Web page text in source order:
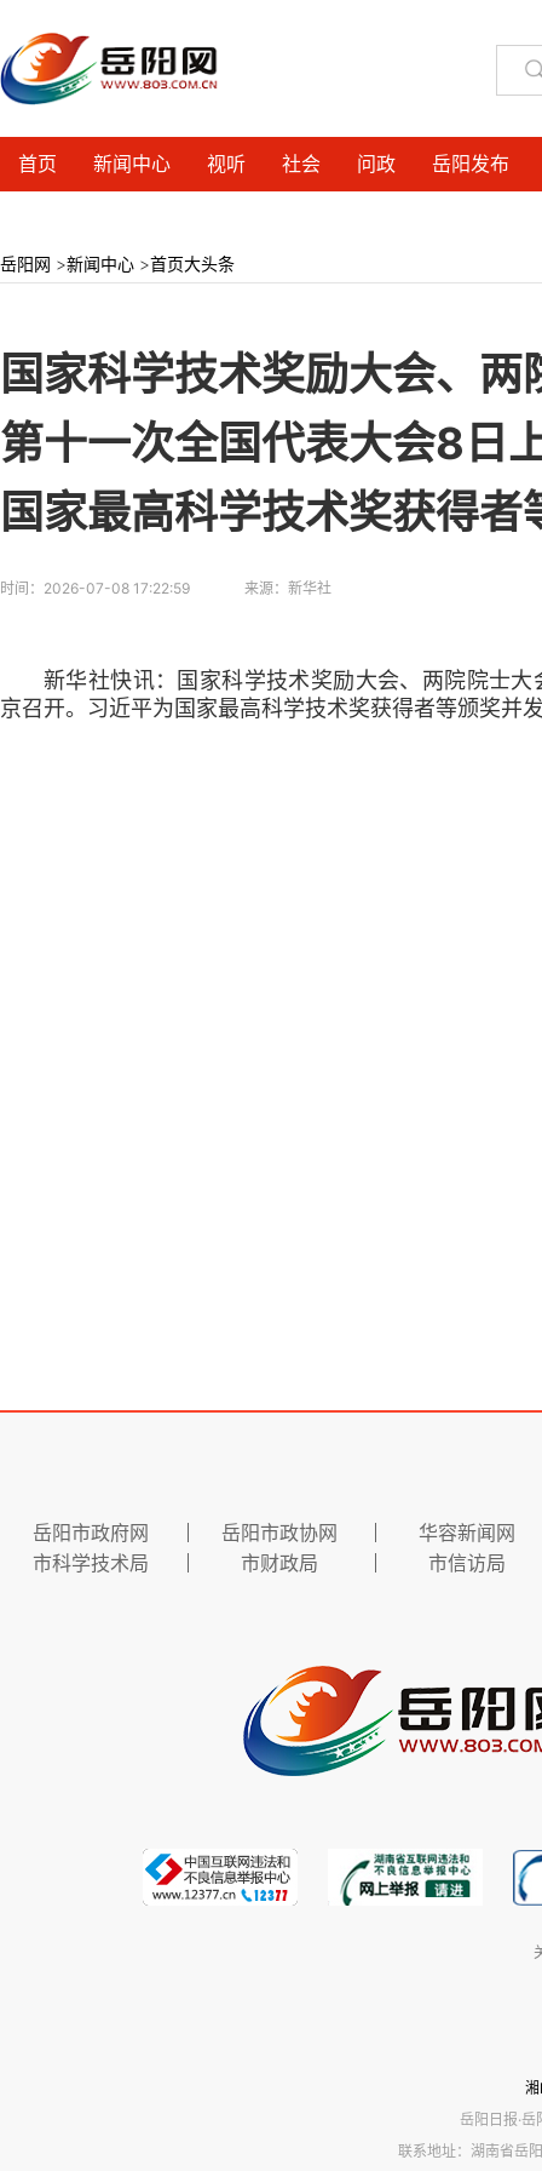
首页 新闻中心 视听 社会 问政 岳阳发布
岳阳网 >新闻中心 >首页大头条
国家科学技术奖励大会、
第十一次全国代表大会8日
国家最高科学技术奖获得
时间： 2026-07-08 17:22:59 来源： 新华社
新华社快讯：国家科学技术奖励大会、两院院士
京召开。习近平为国家最高科学技术奖获得者等颁奖并
岳阳市政府网 岳阳市政协网
华容新闻网
市科学技术局
市财政局 市信访局
岳阳日报·岳
联系地址：湖南省岳